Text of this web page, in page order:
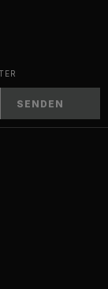
SENDEN